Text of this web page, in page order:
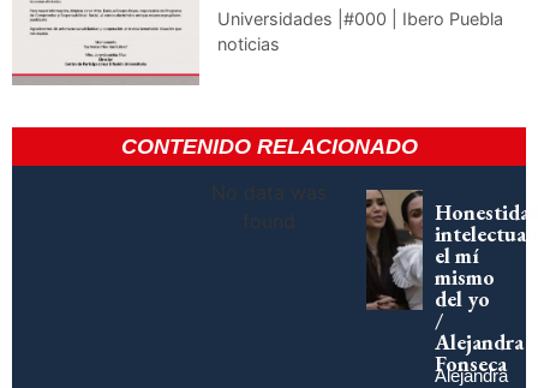
Universidades |#000 | Ibero Puebla
noticias
CONTENIDO RELACIONADO
No data was
found
intelectual:
el mí
mismo
del yo
/
Alejandra
Fonseca
Alejandra